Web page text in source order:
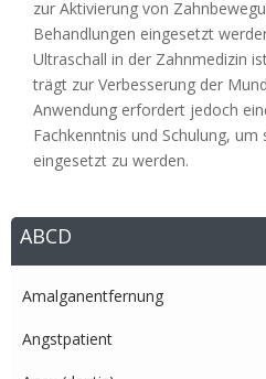
ABCD
Amalganentfernung
Angstpatient
zur Aktivierung von
Behandlungen eingesetzt
Ultraschall in der Zahnmedizin
trägt zur Verbesserung der
Anwendung erfordert jedoch
Fachkenntnis und Schulung, um
eingesetzt zu werden.